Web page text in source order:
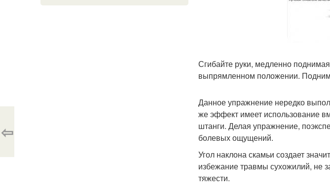
Сгибайте руки, медленно
выпрямленном положении.
Данное упражнение нередко
же эффект имеет использование
штанги. Делая упражнение,
болевых ощущений.
Угол наклона скамьи создает
избежание травмы сухожилий, не
тяжести.
⇦